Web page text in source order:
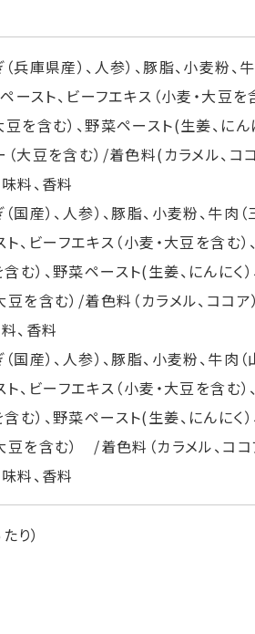
兵庫県産）、人参）、豚脂、小麦粉
ースト、ビーフエキス（小麦・大豆
を含む）、野菜ペースト(生姜、に
大豆を含む）/着色料(カラメル、コ
料、香料
産）、人参）、豚脂、小麦粉、牛肉
、ビーフエキス（小麦・大豆を含む
）、野菜ペースト(生姜、にんにく
を含む）/着色料（カラメル、ココア
、香料
産）、人参）、豚脂、小麦粉、牛肉
、ビーフエキス（小麦・大豆を含む
）、野菜ペースト(生姜、にんにく
を含む） /着色料（カラメル、ココ
料、香料
）